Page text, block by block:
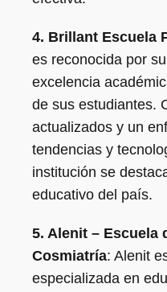
4. Brillant Escuela
es reconocida por
excelencia
de sus estudiantes.
actualizados y un
tendencias y
institución se
educativo del país.
5. Alenit – Escuela
Cosmiatría: Alenit
especializada en